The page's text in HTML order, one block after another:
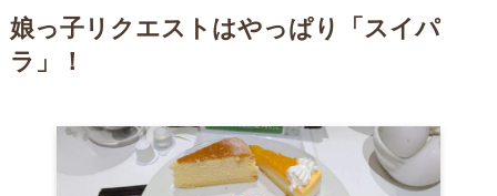
娘っ子リクエストはやっぱり「スイパ
ラ」！